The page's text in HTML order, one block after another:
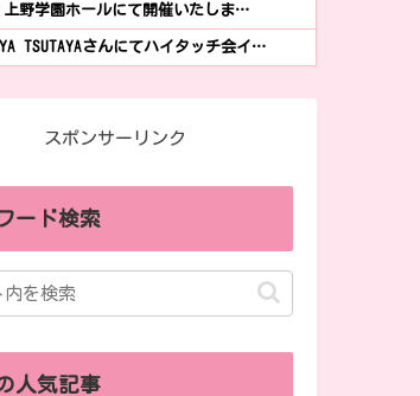
上野学園ホールにて開催いたしま…
TSUTAYAさんにてハイタッチ会イ…
スポンサーリンク
ード検索
人気記事